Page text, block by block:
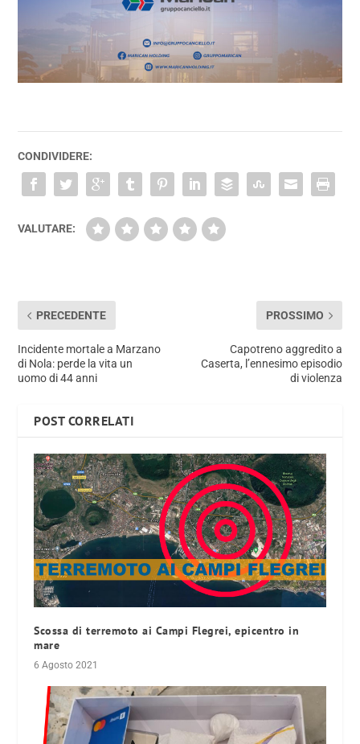
CONDIVIDERE:
VALUTARE:
PRECEDENTE
Incidente mortale a Marzano
di Nola: perde la vita un
uomo di 44 anni
PROSSIMO
Capotreno aggredito a
Caserta, l’ennesimo episodio
di violenza
POST CORRELATI
Scossa di terremoto ai Campi Flegrei, epicentro in
mare
6 Agosto 2021